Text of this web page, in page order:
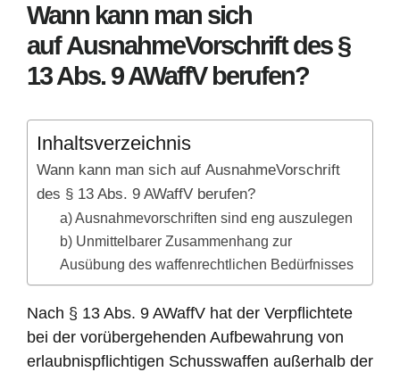
Wann kann man sich
auf AusnahmeVorschrift des §
13 Abs. 9 AWaffV berufen?
Inhaltsverzeichnis
Wann kann man sich auf AusnahmeVorschrift
des § 13 Abs. 9 AWaffV berufen?
a) Ausnahmevorschriften sind eng auszulegen
b) Unmittelbarer Zusammenhang zur
Ausübung des waffenrechtlichen Bedürfnisses
Nach § 13 Abs. 9 AWaffV hat der Verpflichtete
bei der vorübergehenden Aufbewahrung von
erlaubnispflichtigen Schusswaffen außerhalb der